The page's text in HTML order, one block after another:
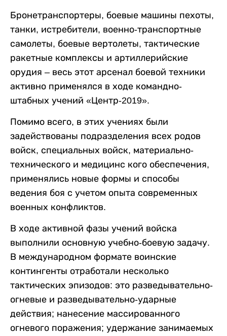
Бронетранспортеры, боевые машины пехоты,
танки, истребители, военно-транспортные
самолеты, боевые вертолеты, тактические
ракетные комплексы и артиллерийские
орудия – весь этот арсенал боевой техники
активно применялся в ходе командно-
штабных учений «Центр-2019».
Помимо всего, в этих учениях были
задействованы подразделения всех родов
войск, специальных войск, материально-
технического и медицинс кого обеспечения,
применялись новые формы и способы
ведения боя с учетом опыта современных
военных конфликтов.
В ходе активной фазы учений войска
выполнили основную учебно-боевую задачу.
В международном формате воинские
контингенты отработали несколько
тактических эпизодов: это разведывательно-
огневые и разведывательно-ударные
действия; нанесение массированного
огневого поражения; удержание занимаемых